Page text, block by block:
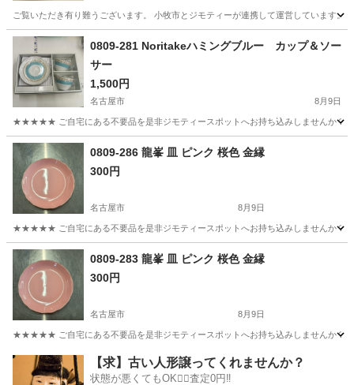
ご覧いただき有り難うございます。 小牧市とジモティーが連携して運営していま
愛知 小牧市
0809-281 Noritakeハミングブルー カップ＆ソー
サー
1,500円
名古屋市 8月9日
★★★★★ ご自宅にある不要品を是非ジモティースポットへお持ち込みしませんか？
愛知 名古屋市 現地
0809-286 龍峯 皿 ピンク 桜色 金縁
300円
名古屋市 8月9日
★★★★★ ご自宅にある不要品を是非ジモティースポットへお持ち込みしませんか？
愛知 名古屋市 現地
0809-283 龍峯 皿 ピンク 桜色 金縁
300円
名古屋市 8月9日
★★★★★ ご自宅にある不要品を是非ジモティースポットへお持ち込みしませんか？
愛知 名古屋市 食器 現地
【求】古い人形譲ってくれませんか？
状態が悪くてもOK🙆‍♀️査定0円‼️